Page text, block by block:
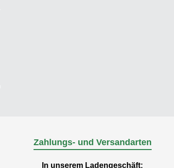
Zahlungs- und Versandarten
In unserem Ladengeschäft: